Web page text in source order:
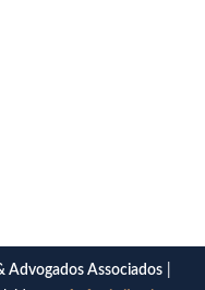
Advogados Associados